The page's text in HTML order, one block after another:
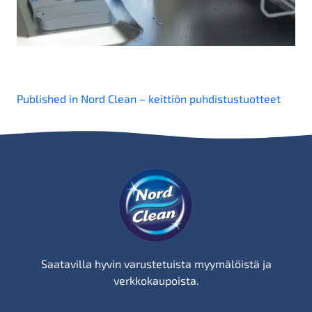
Artikkelien
selaus
Published in Nord Clean – keittiön puhdistustuotteet
Saatavilla hyvin varustetuista myymälöistä ja
verkkokaupoista.